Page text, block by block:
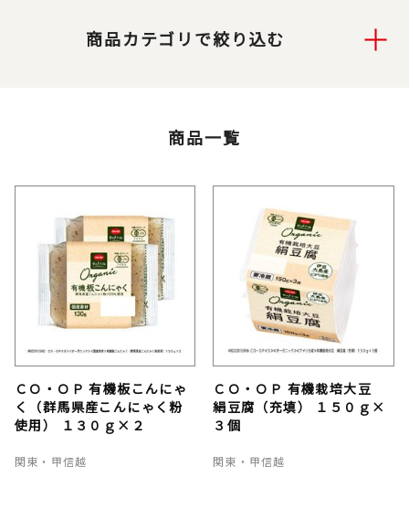
商品カテゴリで絞り込む
商品一覧
ＣＯ・ＯＰ 有機板こんにゃ
く（群馬県産こんにゃく粉
使用） １３０ｇ×２
関東・甲信越
ＣＯ・ＯＰ 有機栽培大豆
絹豆腐（充填） １５０ｇ×
３個
関東・甲信越